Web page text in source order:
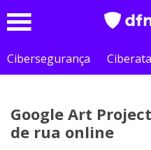
Cibersegurança
Google Art
de rua online